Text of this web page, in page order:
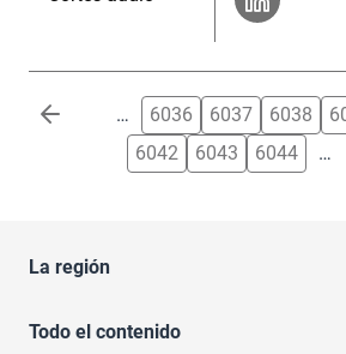
Paginación … 6036 6037 6038
6042
6043 6044 …
La región
Todo el contenido